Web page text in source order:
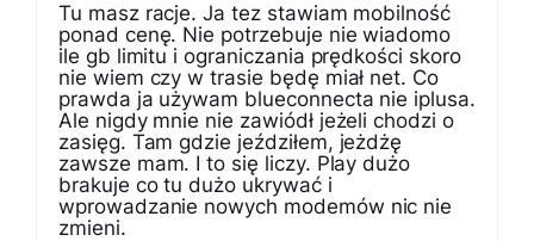
Tu masz racje. Ja tez stawiam mobilność
ponad cenę. Nie potrzebuje nie wiadomo
ile gb limitu i ograniczania prędkości skoro
nie wiem czy w trasie będę miał net. Co
prawda ja używam blueconnecta nie iplusa.
Ale nigdy mnie nie zawiódł jeżeli chodzi o
zasięg. Tam gdzie jeździłem, jeżdżę
zawsze mam. I to się liczy. Play dużo
brakuje co tu dużo ukrywać i
wprowadzanie nowych modemów nic nie
zmieni.